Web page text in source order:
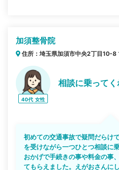
加須整骨院
住所：埼玉県加須市中央2丁目10-8
40代 女性
相談に乗ってく
初めての交通事故で疑問だらけ
を受けながら一つひとつ相談に
おかげで手続きの事や料金の事
てもらえました。えがおさんに